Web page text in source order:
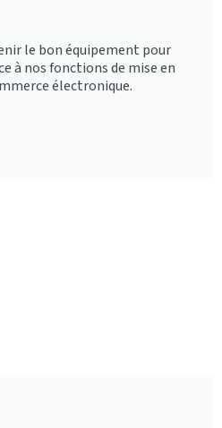
le bon équipement pour
à nos fonctions de mise en
électronique.